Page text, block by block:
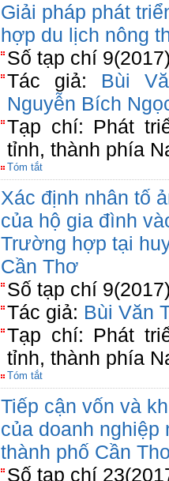
Giải pháp phát
hợp du lịch nông
Số tạp chí
Tác giả: Bùi
Nguyễn Bích
Tạp chí: Phát
tỉnh, thành phía
Tóm tắt
Xác định nhân tố
của hộ gia đình
Trường hợp tại
Cần Thơ
Số tạp chí
Tác giả: Bùi Văn
Tạp chí: Phát
tỉnh, thành phía
Tóm tắt
Tiếp cận vốn và
của doanh nghiệp
thành phố Cần
Số tạp chí